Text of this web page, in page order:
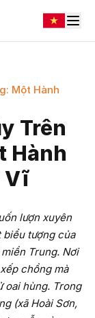
Một Hành
Trên
Hành
Vĩ
lượn xuyên
biểu tượng của
Trung. Nơi
chồng mà
oai hùng. Trong
(xã Hoài Sơn,